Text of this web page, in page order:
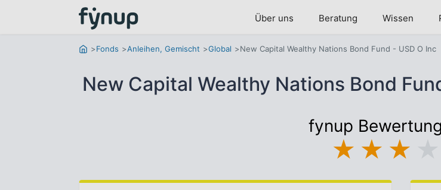
Über uns Beratung Wissen
Fonds Anleihen, Gemischt Global New Capital Wealthy Nations Bond Fund - USD O Inc
New Capital Wealthy Nations Bond
fynup
★ ★ ★